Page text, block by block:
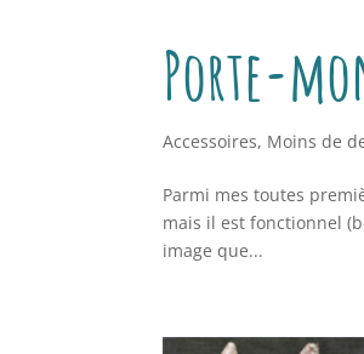
Porte-
Accessoires, Moins de
Parmi mes toutes
mais il est fonctionnel
image que...